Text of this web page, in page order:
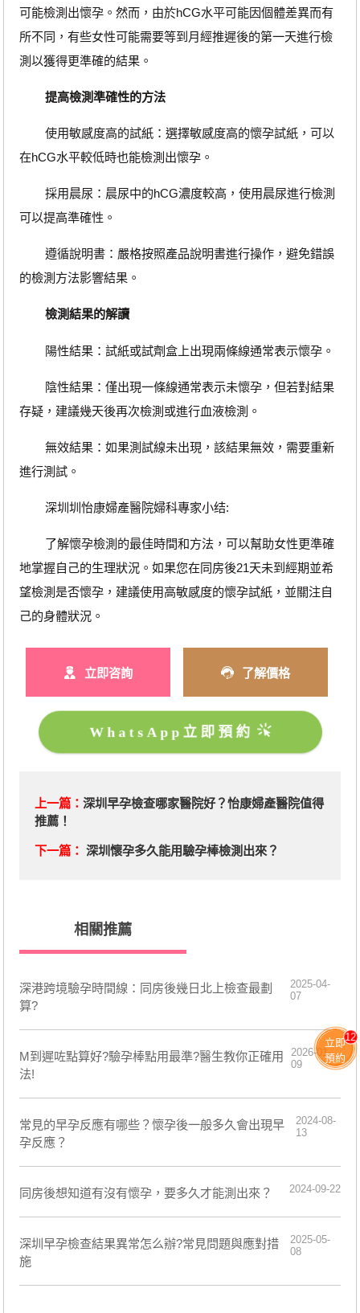
可能檢測出懷孕。然而，由於hCG水平可能因個體差異而有
所不同，有些女性可能需要等到月經推遲後的第一天進行檢
測以獲得更準確的結果。
提高檢測準確性的方法
使用敏感度高的試紙：選擇敏感度高的懷孕試紙，可以
在hCG水平較低時也能檢測出懷孕。
採用晨尿：晨尿中的hCG濃度較高，使用晨尿進行檢測
可以提高準確性。
遵循說明書：嚴格按照產品說明書進行操作，避免錯誤
的檢測方法影響結果。
檢測結果的解讀
陽性結果：試紙或試劑盒上出現兩條線通常表示懷孕。
陰性結果：僅出現一條線通常表示未懷孕，但若對結果
存疑，建議幾天後再次檢測或進行血液檢測。
無效結果：如果測試線未出現，該結果無效，需要重新
進行測試。
深圳圳怡康婦產醫院婦科專家小结:
了解懷孕檢測的最佳時間和方法，可以幫助女性更準確
地掌握自己的生理狀況。如果您在同房後21天未到經期並希
望檢測是否懷孕，建議使用高敏感度的懷孕試紙，並關注自
己的身體狀況。
立即咨詢 了解價格
WhatsApp立即預約
上一篇： 深圳早孕檢查哪家醫院好？怡康婦產醫院值得
推薦！
下一篇： 深圳懷孕多久能用驗孕棒檢測出來？
相關推薦
深港跨境驗孕時間線：同房後幾日北上檢查最劃
算?
2025-04-
07
M到遲咗點算好?驗孕棒點用最準?醫生教你正確用
法!
2026-01-
09
常見的早孕反應有哪些？懷孕後一般多久會出現早
孕反應？
2024-08-
13
同房後想知道有沒有懷孕，要多久才能測出來？ 2024-09-22
深圳早孕檢查結果異常怎么辦?常見問題與應對措
施
2025-05-
08
立即
預約
12